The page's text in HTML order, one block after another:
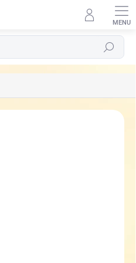
Hledat